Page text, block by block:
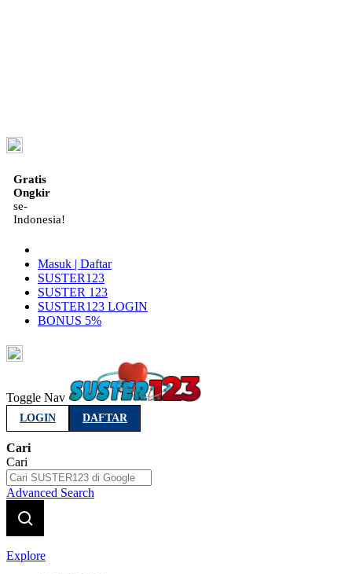
Gratis
Ongkir
se-
Indonesia!
Masuk | Daftar
SUSTER123
SUSTER 123
SUSTER123 LOGIN
BONUS 5%
Toggle Nav
LOGIN DAFTAR
Cari
Cari
Advanced Search
Explore